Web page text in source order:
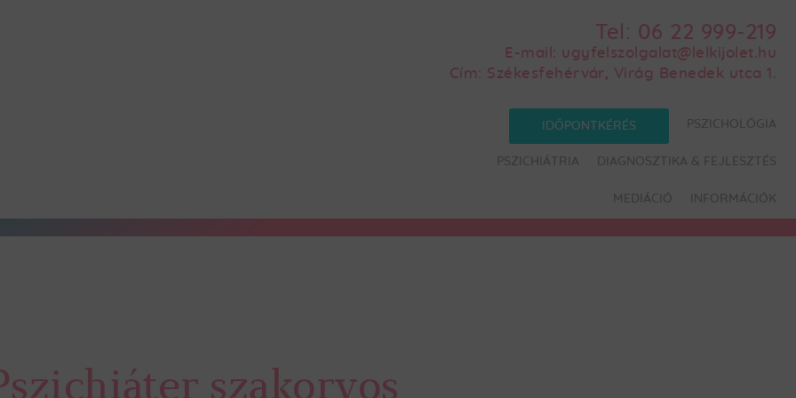
Tel: 06 22 999-219
E-mail: ugyfelszolgalat@lelkijolet.hu
Cím: Székesfehérvár, Virág Benedek utca 1.
IDŐPONTKÉRÉS PSZICHOLÓGIA
PSZICHIÁTRIA DIAGNOSZTIKA & FEJLESZTÉS
MEDIÁCIÓ INFORMÁCIÓK
szakorvos